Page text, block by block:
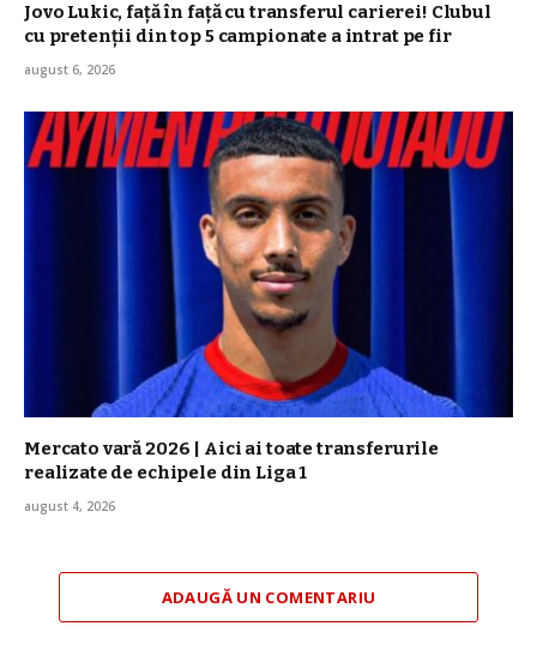
Jovo Lukic, față în față cu transferul carierei! Clubul
cu pretenții din top 5 campionate a intrat pe fir
august 6, 2026
Mercato vară 2026 | Aici ai toate transferurile
realizate de echipele din Liga 1
august 4, 2026
ADAUGĂ UN COMENTARIU